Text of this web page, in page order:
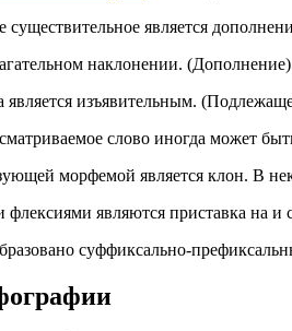
существительное является
наклонении.
является изъявительным.
слово иногда может
морфемой является клон. В
являются приставка на и
суффиксально-